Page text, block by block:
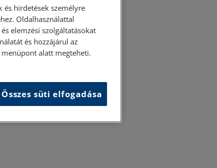
hirdetések személyre
Oldalhasználattal
elemzési szolgáltatásokat
és hozzájárul az
alatt megteheti.
Összes süti elfogadása